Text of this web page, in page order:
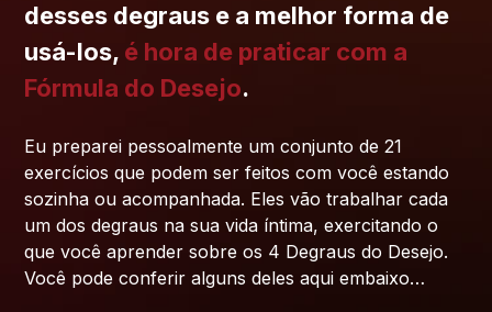
desses degraus e a melhor forma de
usá-los, é hora de praticar com a
Fórmula do Desejo.
Eu preparei pessoalmente um conjunto de 21
exercícios que podem ser feitos com você estando
sozinha ou acompanhada. Eles vão trabalhar cada
um dos degraus na sua vida íntima, exercitando o
que você aprender sobre os 4 Degraus do Desejo.
Você pode conferir alguns deles aqui embaixo…